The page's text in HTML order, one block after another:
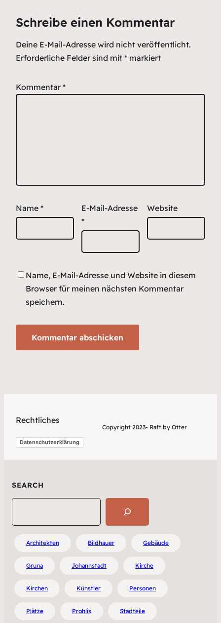
Schreibe einen Kommentar
Deine E-Mail-Adresse wird nicht veröffentlicht.
Erforderliche Felder sind mit * markiert
Kommentar *
Name *
E-Mail-Adresse
*
Website
Name, E-Mail-Adresse und Website in diesem
Browser für meinen nächsten Kommentar
speichern.
Rechtliches
Datenschutzerklärung
Copyright 2023- Raft by Otter
SEARCH
Architekten Bildhauer Gebäude
Gruna Johannstadt Kirche
Kirchen Künstler Personen
Plätze Prohlis Stadteile